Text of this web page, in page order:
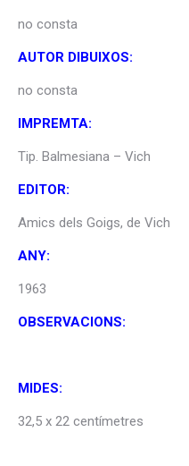
no consta
AUTOR DIBUIXOS:
no consta
IMPREMTA:
Tip. Balmesiana – Vich
EDITOR:
Amics dels Goigs, de Vich
ANY:
1963
OBSERVACIONS:
MIDES:
32,5 x 22 centímetres